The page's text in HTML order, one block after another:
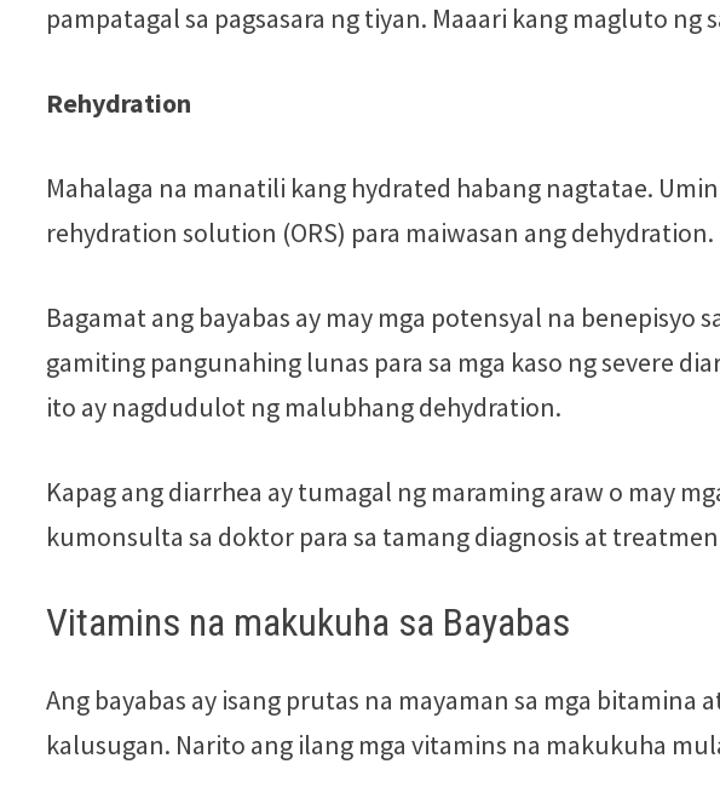
pampatagal sa pagsasara ng tiyan. Maaari kang magluto ng
Rehydration
Mahalaga na manatili kang hydrated habang nagtatae.
rehydration solution (ORS) para maiwasan ang dehydration.
Bagamat ang bayabas ay may mga potensyal na benepisyo
gamiting pangunahing lunas para sa mga kaso ng severe
ito ay nagdudulot ng malubhang dehydration.
Kapag ang diarrhea ay tumagal ng maraming araw o may
kumonsulta sa doktor para sa tamang diagnosis at
Vitamins na makukuha sa Bayabas
Ang bayabas ay isang prutas na mayaman sa mga bitamina
kalusugan. Narito ang ilang mga vitamins na makukuha